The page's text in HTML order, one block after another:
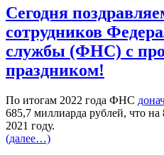
Сегодня
сотрудников
службы (ФНС) с
праздником!
По итогам 2022 года ФНС
685,7 миллиарда рублей, что
2021 году.
(далее…)